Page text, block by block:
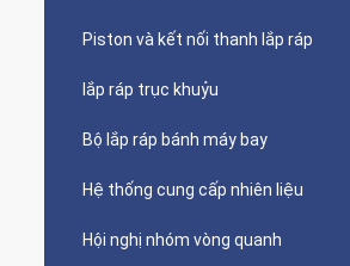
Piston và kết nối thanh lắp ráp
lắp ráp trục khuỷu
Bộ lắp ráp bánh máy bay
Hệ thống cung cấp nhiên liệu
Hội nghị nhóm vòng quanh